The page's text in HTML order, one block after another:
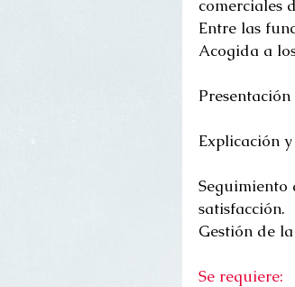
comerciales
Entre las
Acogida a
Explicación
Seguimiento
satisfacción.
Gestión de
Se requiere: